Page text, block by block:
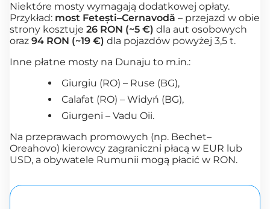
Niektóre mosty wymagają dodatkowej opłaty.
Przykład: most Fetești–Cernavodă – przejazd w obie
strony kosztuje 26 RON (~5 €) dla aut osobowych
oraz 94 RON (~19 €) dla pojazdów powyżej 3,5 t.
Inne płatne mosty na Dunaju to m.in.:
Giurgiu (RO) – Ruse (BG),
Calafat (RO) – Widyń (BG),
Giurgeni – Vadu Oii.
Na przeprawach promowych (np. Bechet–
Oreahovo) kierowcy zagraniczni płacą w EUR lub
USD, a obywatele Rumunii mogą płacić w RON.